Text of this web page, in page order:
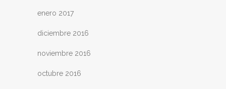
enero 2017
diciembre 2016
noviembre 2016
octubre 2016